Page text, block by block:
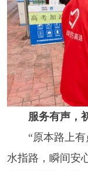
服务有声，
“原本路上
水指路，瞬间安